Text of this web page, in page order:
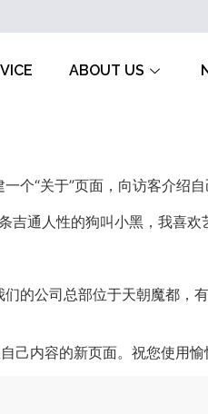
ABOUT US
个“关于”页面，向访客介绍自
通人性的狗叫小黑，我喜欢
的公司总部位于天朝魔都，
己内容的新页面。祝您使用愉